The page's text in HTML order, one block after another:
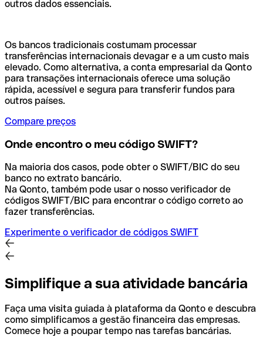
outros dados essenciais.
Os bancos tradicionais costumam processar
transferências internacionais devagar e a um custo mais
elevado. Como alternativa, a conta empresarial da Qonto
para transações internacionais oferece uma solução
rápida, acessível e segura para transferir fundos para
outros países.
Compare preços
Onde encontro o meu código SWIFT?
Na maioria dos casos, pode obter o SWIFT/BIC do seu
banco no extrato bancário.
Na Qonto, também pode usar o nosso verificador de
códigos SWIFT/BIC para encontrar o código correto ao
fazer transferências.
Experimente o verificador de códigos SWIFT
Simplifique a sua atividade bancária
Faça uma visita guiada à plataforma da Qonto e descubra
como simplificamos a gestão financeira das empresas.
Comece hoje a poupar tempo nas tarefas bancárias.